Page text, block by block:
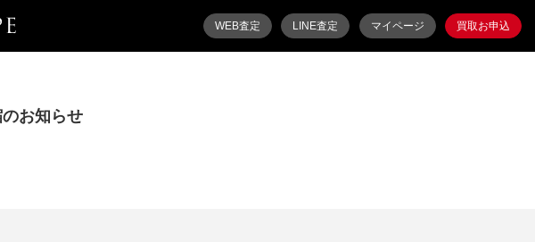
WEB査定 LINE査定 マイページ 買取お申込
お知らせ